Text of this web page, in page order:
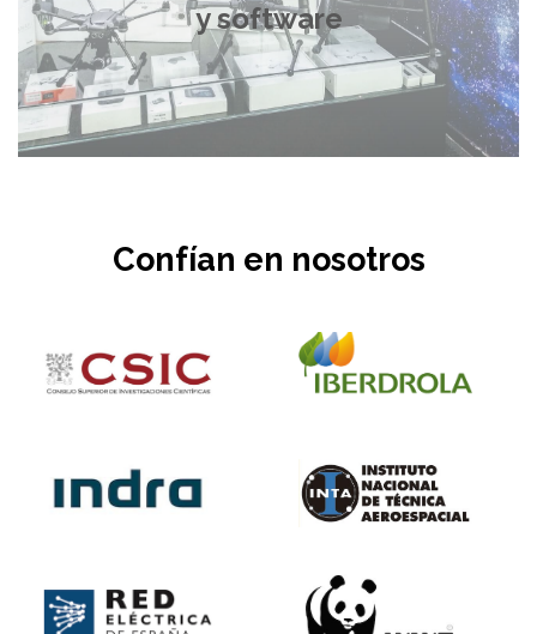
y software
Confían en nosotros